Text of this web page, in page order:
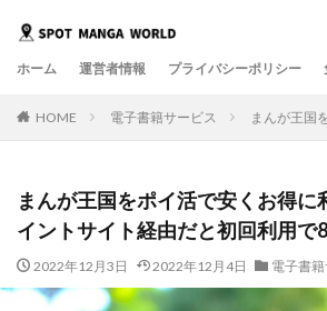
ホーム 運営者情報 プライバシーポリシー
HOME 電子書籍サービス まんが王国
まんが王国をポイ活で安くお得に
イントサイト経由だと初回利用で
2022年12月3日 2022年12月4日 電子書